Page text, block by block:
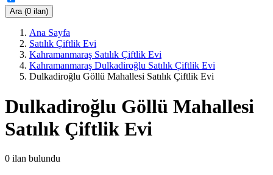
Ara (0 ilan)
Ana Sayfa
Satılık Çiftlik Evi
Kahramanmaraş Satılık Çiftlik Evi
Kahramanmaraş Dulkadiroğlu Satılık Çiftlik Evi
Dulkadiroğlu Göllü Mahallesi Satılık Çiftlik Evi
Dulkadiroğlu Göllü Mahallesi
Satılık Çiftlik Evi
0 ilan bulundu